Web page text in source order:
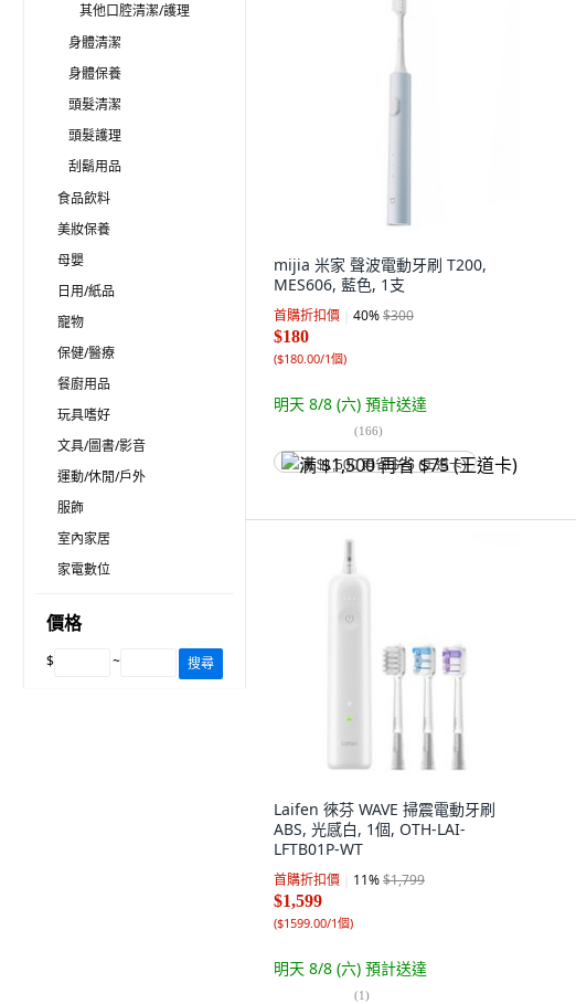
其他口腔清潔/護理
身體清潔
身體保養
頭髮清潔
頭髮護理
刮鬍用品
食品飲料
美妝保養
母嬰
日用/紙品
寵物
保健/醫療
餐廚用品
玩具嗜好
文具/圖書/影音
運動/休閒/戶外
服飾
室內家居
家電數位
價格
$ ~ 搜尋
mijia 米家 聲波電動牙刷 T200,
MES606, 藍色, 1支
首購折扣價 40%$300
$180
($180.00/1個)
明天 8/8 (六) 預計送達
(166)
满 $1,500 再省 $75 (王道卡)
Laifen 徠芬 WAVE 掃震電動牙刷
ABS, 光感白, 1個, OTH-LAI-
LFTB01P-WT
首購折扣價 11%$1,799
$1,599
($1599.00/1個)
明天 8/8 (六) 預計送達
(1)